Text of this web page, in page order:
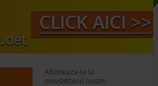
Aboneaza-te la
newsletterul nostru